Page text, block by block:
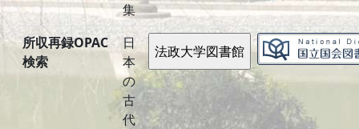
集
所収再録OPAC
検索
日
本
の
古
代